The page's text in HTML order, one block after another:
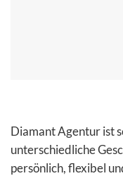
Diamant Agentur ist
unterschiedliche
persönlich, flexibel